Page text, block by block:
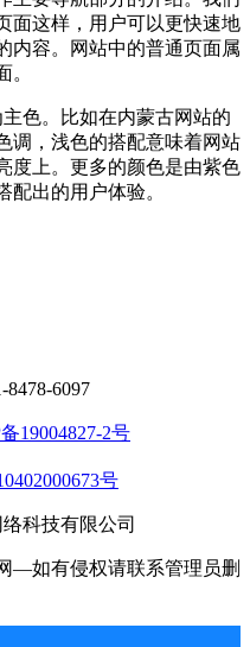
面这样，用户可以更快速地
内容。网站中的普通页面属
。
色。比如在内蒙古网站的
调，浅色的搭配意味着网站
度上。更多的颜色是由紫色
配出的用户体验。
6097
19004827-2号
号
科技有限公司
—如有侵权请联系管理员删